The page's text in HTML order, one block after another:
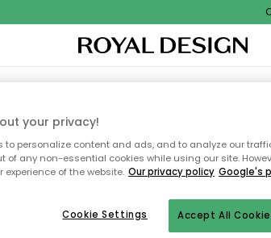
TEXTIEL & VLOERKLEDENKEUKEN
pagina
your privacy!
to personalize content and ads, and to analyze our
of any non-essential cookies while using our site.
experience of the website. Our privacy policy Google's
Accept All
Cookie Settings